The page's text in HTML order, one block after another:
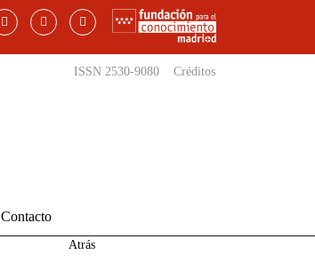
ISSN 2530-9080 Créditos
Contacto
Atrás